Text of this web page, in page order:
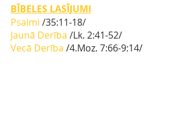
BĪBELES LASĪJUMI
Psalmi /35:11-18/
Jaunā Derība /Lk. 2:41-52/
Vecā Derība /4.Moz. 7:66-9:14/